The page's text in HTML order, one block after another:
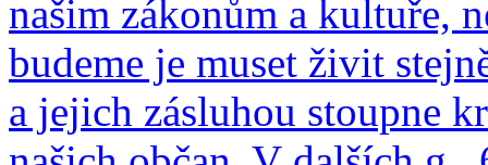
našim zákonům a kultuře,
budeme je muset živit
a jejich zásluhou stoupne